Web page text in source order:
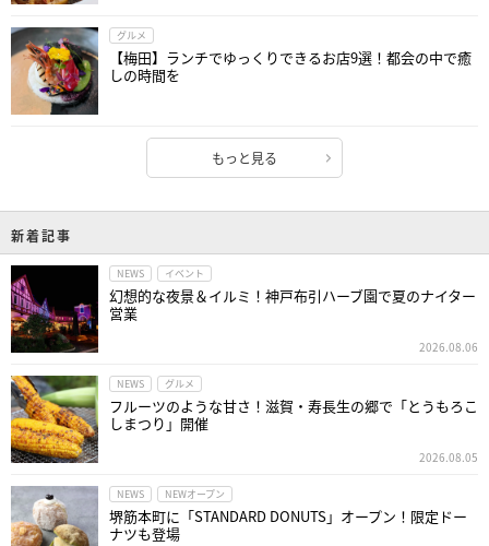
グルメ
【梅田】ランチでゆっくりできるお店9選！都会の中で癒
しの時間を
もっと見る
新着記事
NEWS イベント
幻想的な夜景＆イルミ！神戸布引ハーブ園で夏のナイター
営業
2026.08.06
NEWS グルメ
フルーツのような甘さ！滋賀・寿長生の郷で「とうもろこ
しまつり」開催
2026.08.05
NEWS NEWオープン
堺筋本町に「STANDARD DONUTS」オープン！限定ドー
ナツも登場